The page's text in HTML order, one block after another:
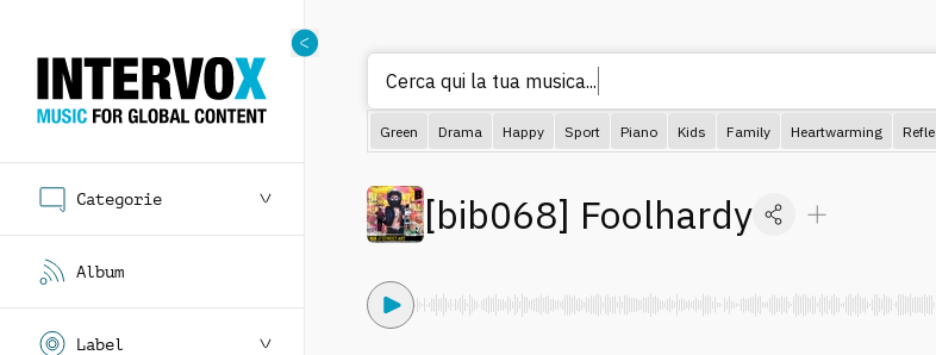
Categorie
Album
Label
Cerca qui la tua musica...
Green Drama Happy Sport Piano Kids Family Heartwarming
[bib068] Foolhardy